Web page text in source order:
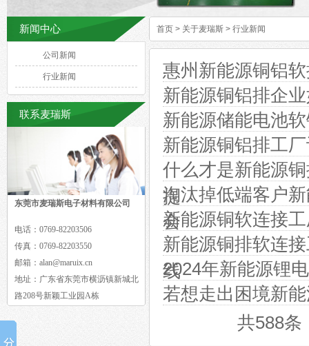
首页 > 关于麦瑞斯 > 行业新闻
惠州新能源铜铝
新能源铜铝排企
新能源储能电池
新能源铜铝排工
什么才是新能源
提
淘汰掉低端客户
会
新能源铜软连接
新能源铜排软连
线
2024年新能源锂
若想走出困境新
共588
新闻中心
公司新闻
行业新闻
联系麦瑞斯
东莞市麦瑞斯电子材料有限公司
电话： 0769-82203506
传真： 0769-82203550
邮箱： alan@maruix.cn
地址： 广东省东莞市横沥镇新城北
路208号新颖工业园A栋